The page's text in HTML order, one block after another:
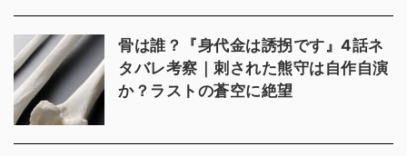
骨は誰？『身代金は誘拐です』4話ネ
タバレ考察｜刺された熊守は自作自演
か？ラストの蒼空に絶望